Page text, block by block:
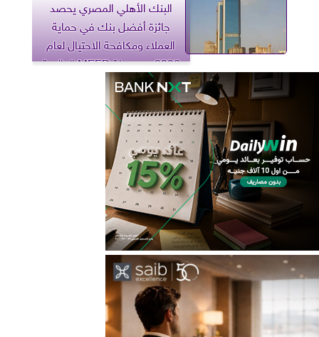
البنك الأهلي المصري يحصد
جائزة أفضل بنك في حماية
العملاء ومكافحة الاحتيال لعام
2026 من مجلة MEED العالمية